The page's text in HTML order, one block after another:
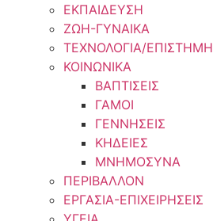
ΕΚΠΑΙΔΕΥΣΗ
ΖΩΗ-ΓΥΝΑΙΚΑ
ΤΕΧΝΟΛΟΓΙΑ/ΕΠΙΣΤΗΜΗ
ΚΟΙΝΩΝΙΚΑ
ΒΑΠΤΙΣΕΙΣ
ΓΑΜΟΙ
ΓΕΝΝΗΣΕΙΣ
ΚΗΔΕΙΕΣ
ΜΝΗΜΟΣΥΝΑ
ΠΕΡΙΒΑΛΛΟΝ
ΕΡΓΑΣΙΑ-ΕΠΙΧΕΙΡΗΣΕΙΣ